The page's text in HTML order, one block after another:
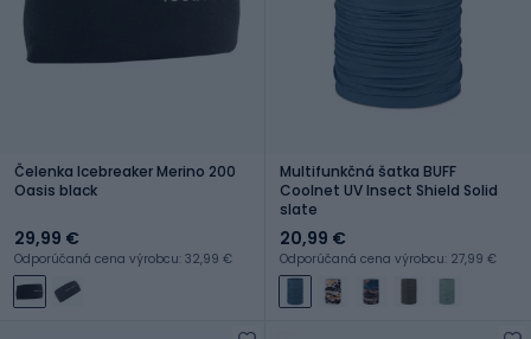
Čelenka Icebreaker Merino 200
Oasis black
29,99 €
Odporúčaná cena výrobcu: 32,99 €
Multifunkčná šatka BUFF
Coolnet UV Insect Shield Solid
slate
20,99 €
Odporúčaná cena výrobcu: 27,99 €